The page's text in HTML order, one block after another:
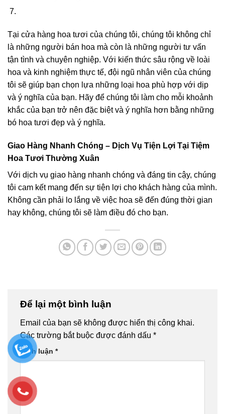
Tại cửa hàng hoa tươi của chúng tôi, chúng tôi không chỉ
là những người bán hoa mà còn là những người tư vấn
tận tình và chuyên nghiệp. Với kiến thức sâu rộng về loài
hoa và kinh nghiệm thực tế, đội ngũ nhân viên của chúng
tôi sẽ giúp bạn chọn lựa những loại hoa phù hợp với dịp
và ý nghĩa của bạn. Hãy để chúng tôi làm cho mỗi khoảnh
khắc của bạn trở nên đặc biệt và ý nghĩa hơn bằng những
bó hoa tươi đẹp và ý nghĩa.
Giao Hàng Nhanh Chóng – Dịch Vụ Tiện Lợi Tại Tiệm
Hoa Tươi Thường Xuân
Với dịch vụ giao hàng nhanh chóng và đáng tin cậy, chúng
tôi cam kết mang đến sự tiện lợi cho khách hàng của mình.
Không cần phải lo lắng về việc hoa sẽ đến đúng thời gian
hay không, chúng tôi sẽ làm điều đó cho bạn.
Để lại một bình luận
Email của bạn sẽ không được hiển thị công khai.
Các trường bắt buộc được đánh dấu *
Bình luận *